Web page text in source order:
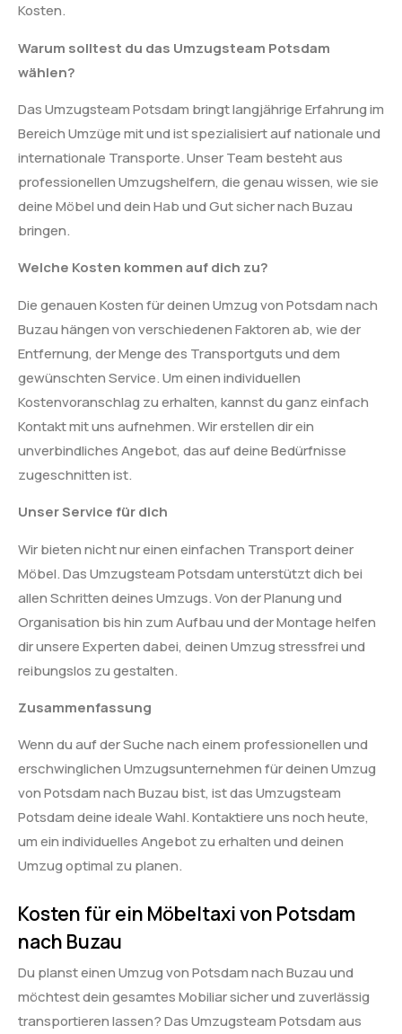
Kosten.
Warum solltest du das Umzugsteam Potsdam
wählen?
Das Umzugsteam Potsdam bringt langjährige Erfahrung im
Bereich Umzüge mit und ist spezialisiert auf nationale und
internationale Transporte. Unser Team besteht aus
professionellen Umzugshelfern, die genau wissen, wie sie
deine Möbel und dein Hab und Gut sicher nach Buzau
bringen.
Welche Kosten kommen auf dich zu?
Die genauen Kosten für deinen Umzug von Potsdam nach
Buzau hängen von verschiedenen Faktoren ab, wie der
Entfernung, der Menge des Transportguts und dem
gewünschten Service. Um einen individuellen
Kostenvoranschlag zu erhalten, kannst du ganz einfach
Kontakt mit uns aufnehmen. Wir erstellen dir ein
unverbindliches Angebot, das auf deine Bedürfnisse
zugeschnitten ist.
Unser Service für dich
Wir bieten nicht nur einen einfachen Transport deiner
Möbel. Das Umzugsteam Potsdam unterstützt dich bei
allen Schritten deines Umzugs. Von der Planung und
Organisation bis hin zum Aufbau und der Montage helfen
dir unsere Experten dabei, deinen Umzug stressfrei und
reibungslos zu gestalten.
Zusammenfassung
Wenn du auf der Suche nach einem professionellen und
erschwinglichen Umzugsunternehmen für deinen Umzug
von Potsdam nach Buzau bist, ist das Umzugsteam
Potsdam deine ideale Wahl. Kontaktiere uns noch heute,
um ein individuelles Angebot zu erhalten und deinen
Umzug optimal zu planen.
Kosten für ein Möbeltaxi von Potsdam
nach Buzau
Du planst einen Umzug von Potsdam nach Buzau und
möchtest dein gesamtes Mobiliar sicher und zuverlässig
transportieren lassen? Das Umzugsteam Potsdam aus